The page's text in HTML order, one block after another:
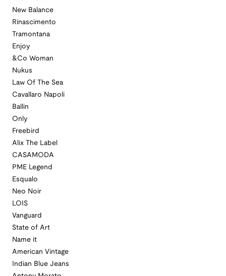
New Balance
Rinascimento
Tramontana
Enjoy
&Co Woman
Nukus
Law Of The Sea
Cavallaro Napoli
Ballin
Only
Freebird
Alix The Label
CASAMODA
PME Legend
Esqualo
Neo Noir
LOIS
Vanguard
State of Art
Name it
American Vintage
Indian Blue Jeans